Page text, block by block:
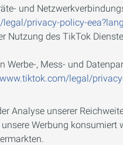
und
privacy-policy-
Nutzung des TikTok
Werbe-, Mess- und
legal/
Analyse unserer
Werbung